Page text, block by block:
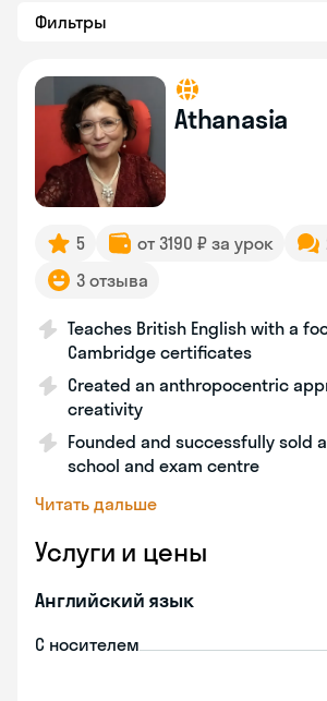
Фильтры
Athanasia
5 от 3190 ₽ за урок
3 отзыва
Teaches British English with a
Cambridge certificates
Created an anthropocentric
creativity
Founded and successfully sold
school and exam centre
Читать дальше
Услуги и цены
Английский язык
С носителем